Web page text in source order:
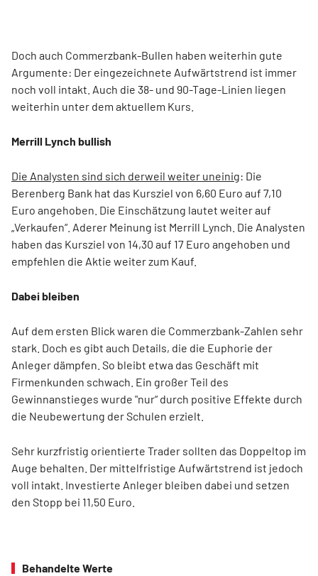
Doch auch Commerzbank-Bullen haben weiterhin gute
Argumente: Der eingezeichnete Aufwärtstrend ist immer
noch voll intakt. Auch die 38- und 90-Tage-Linien liegen
weiterhin unter dem aktuellem Kurs.
Merrill Lynch bullish
Die Analysten sind sich derweil weiter uneinig: Die
Berenberg Bank hat das Kursziel von 6,60 Euro auf 7,10
Euro angehoben. Die Einschätzung lautet weiter auf
„Verkaufen“. Aderer Meinung ist Merrill Lynch. Die Analysten
haben das Kursziel von 14,30 auf 17 Euro angehoben und
empfehlen die Aktie weiter zum Kauf.
Dabei bleiben
Auf dem ersten Blick waren die Commerzbank-Zahlen sehr
stark. Doch es gibt auch Details, die die Euphorie der
Anleger dämpfen. So bleibt etwa das Geschäft mit
Firmenkunden schwach. Ein großer Teil des
Gewinnanstieges wurde "nur“ durch positive Effekte durch
die Neubewertung der Schulen erzielt.
Sehr kurzfristig orientierte Trader sollten das Doppeltop im
Auge behalten. Der mittelfristige Aufwärtstrend ist jedoch
voll intakt. Investierte Anleger bleiben dabei und setzen
den Stopp bei 11,50 Euro.
Behandelte Werte